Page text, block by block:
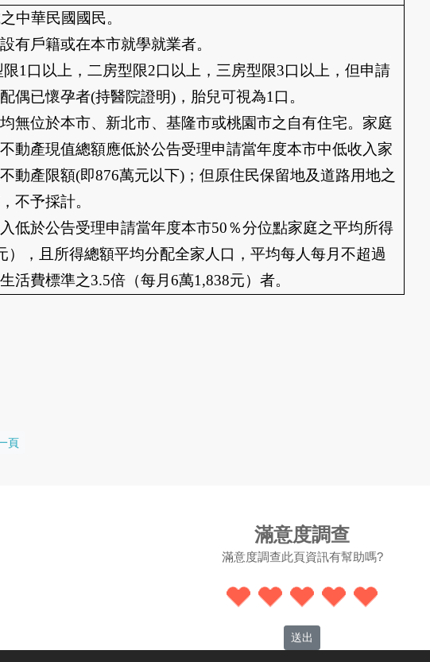
中華民國國民。
有戶籍或在本市就學就業者。
1口以上，二房型限2口以上，三房型限3口以上，但申請
偶已懷孕者(持醫院證明)，胎兒可視為1口。
無位於本市、新北市、基隆市或桃園市之自有住宅。家庭
動產現值總額應低於公告受理申請當年度本市中低收入家
動產限額(即876萬元以下)；但原住民保留地及道路用地之
不予採計。
低於公告受理申請當年度本市50％分位點家庭之平均所得
），且所得總額平均分配全家人口，平均每人每月不超過
活費標準之3.5倍（每月6萬1,838元）者。
滿意度調查
滿意度調查此頁資訊有幫助嗎?
送出